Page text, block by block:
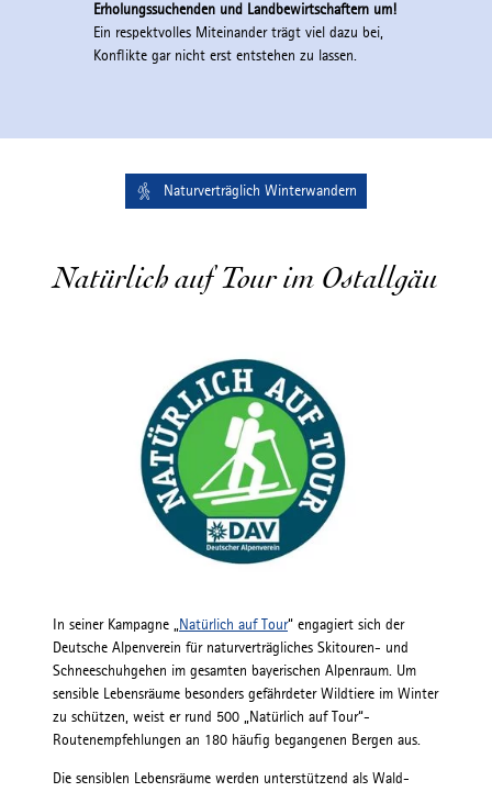
Erholungssuchenden und Landbewirtschaftern um!
Ein respektvolles Miteinander trägt viel dazu bei,
Konflikte gar nicht erst entstehen zu lassen.
Naturverträglich Winterwandern
Natürlich auf Tour im Ostallgäu
In seiner Kampagne „ Natürlich auf Tour“ engagiert sich der
Deutsche Alpenverein für naturverträgliches Skitouren- und
Schneeschuhgehen im gesamten bayerischen Alpenraum. Um
sensible Lebensräume besonders gefährdeter Wildtiere im Winter
zu schützen, weist er rund 500 „Natürlich auf Tour“-
Routenempfehlungen an 180 häufig begangenen Bergen aus.
Die sensiblen Lebensräume werden unterstützend als Wald-